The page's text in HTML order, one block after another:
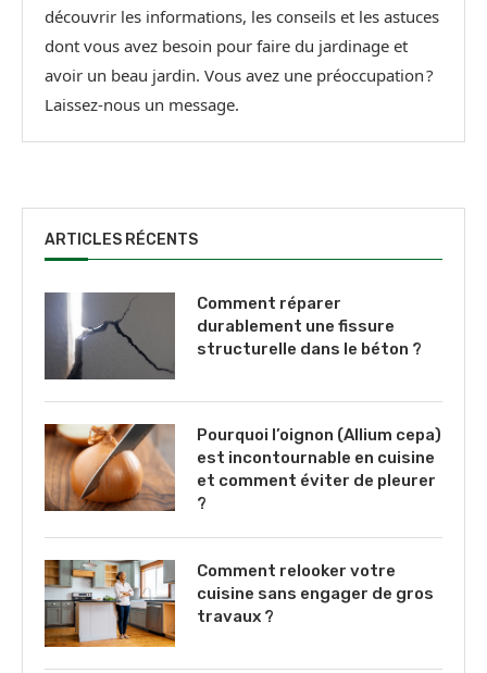
découvrir les informations, les conseils et les astuces
dont vous avez besoin pour faire du jardinage et
avoir un beau jardin. Vous avez une préoccupation ?
Laissez-nous un message.
ARTICLES RÉCENTS
Comment réparer
durablement une fissure
structurelle dans le béton ?
Pourquoi l’oignon (Allium cepa)
est incontournable en cuisine
et comment éviter de pleurer
?
Comment relooker votre
cuisine sans engager de gros
travaux ?